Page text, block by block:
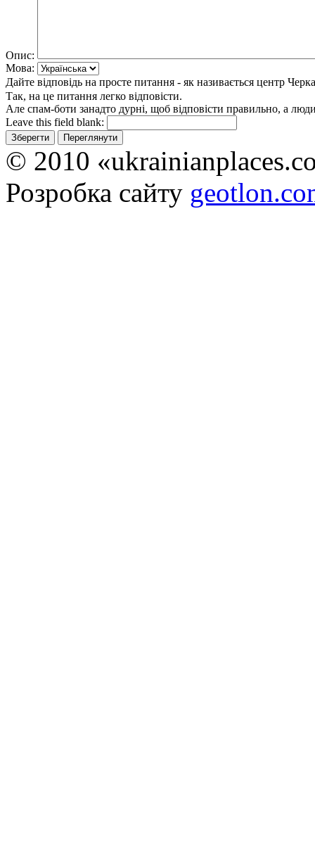
Опис:
Мова:
Дайте відповідь на просте питання - як називається центр
Так, на це питання легко відповісти.
Але спам-боти занадто дурні, щоб відповісти правильно, а
Leave this field blank:
© 2010
Розробка сайту